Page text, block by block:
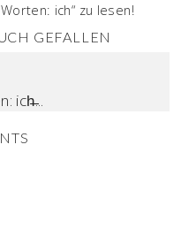
ich“ zu lesen!
GEFALLEN
ich̶...